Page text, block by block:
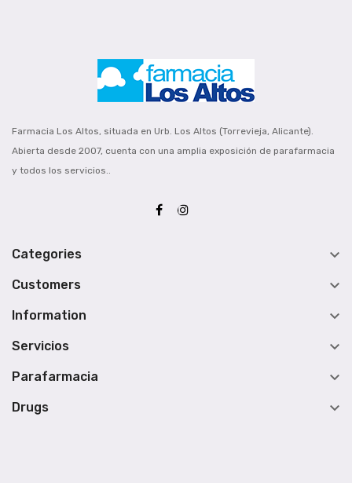
Farmacia Los Altos, situada en Urb. Los Altos (Torrevieja, Alicante).
Abierta desde 2007, cuenta con una amplia exposición de parafarmacia
y todos los servicios..
Categories 
Customers 
Information 
Servicios 
Parafarmacia 
Drugs 